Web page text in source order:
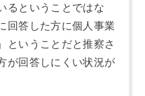
るということではな
回答した方に個人事業
ということだと推察さ
が回答しにくい状況が